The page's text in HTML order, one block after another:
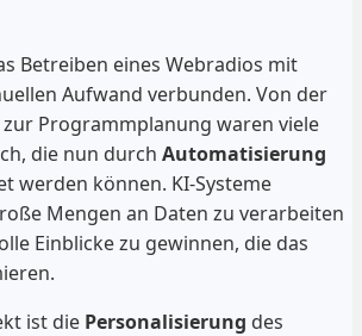
Betreiben eines Webradios mit
Aufwand verbunden. Von der
Programmplanung waren viele
die nun durch Automatisierung
werden können. KI-Systeme
Mengen an Daten zu verarbeiten
Einblicke zu gewinnen, die das
ist die Personalisierung des